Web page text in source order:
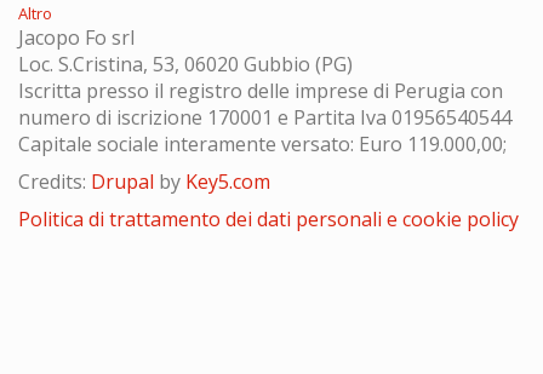
Altro
Jacopo Fo srl
Loc. S.Cristina, 53, 06020 Gubbio (PG)
Iscritta presso il registro delle imprese di Perugia con
numero di iscrizione 170001 e Partita Iva 01956540544
Capitale sociale interamente versato: Euro 119.000,00;
Credits: Drupal by Key5.com
Politica di trattamento dei dati personali e cookie policy